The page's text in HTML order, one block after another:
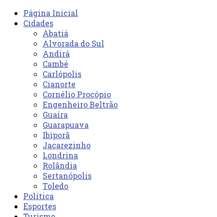
Página Inicial
Cidades
Abatiá
Alvorada do Sul
Andirá
Cambé
Carlópolis
Cianorte
Cornélio Procópio
Engenheiro Beltrão
Guaíra
Guarapuava
Ibiporã
Jacarezinho
Londrina
Rolândia
Sertanópolis
Toledo
Política
Esportes